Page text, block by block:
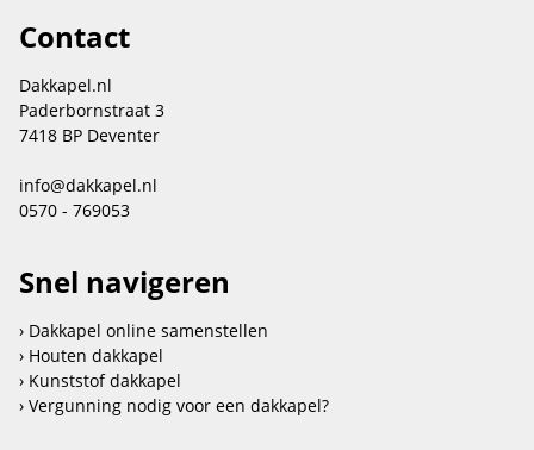
Contact
Dakkapel.nl
Paderbornstraat 3
7418 BP Deventer
info@dakkapel.nl
0570 - 769053
Snel navigeren
Dakkapel online samenstellen
Houten dakkapel
Kunststof dakkapel
Vergunning nodig voor een dakkapel?